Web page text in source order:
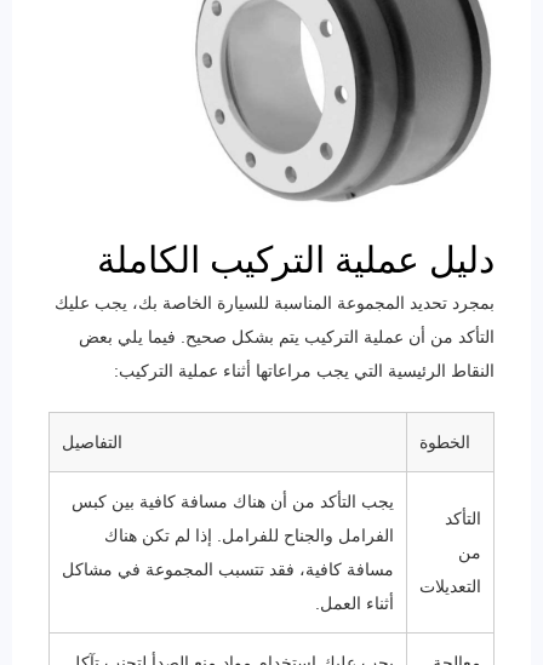
دليل عملية التركيب الكاملة
بمجرد تحديد المجموعة المناسبة للسيارة الخاصة بك، يجب عليك
التأكد من أن عملية التركيب يتم بشكل صحيح. فيما يلي بعض
النقاط الرئيسية التي يجب مراعاتها أثناء عملية التركيب:
الخطوة التفاصيل
التأكد
من
التعديلات
يجب التأكد من أن هناك مسافة كافية بين كبس
الفرامل والجناح للفرامل. إذا لم تكن هناك
مسافة كافية، فقد تتسبب المجموعة في مشاكل
أثناء العمل.